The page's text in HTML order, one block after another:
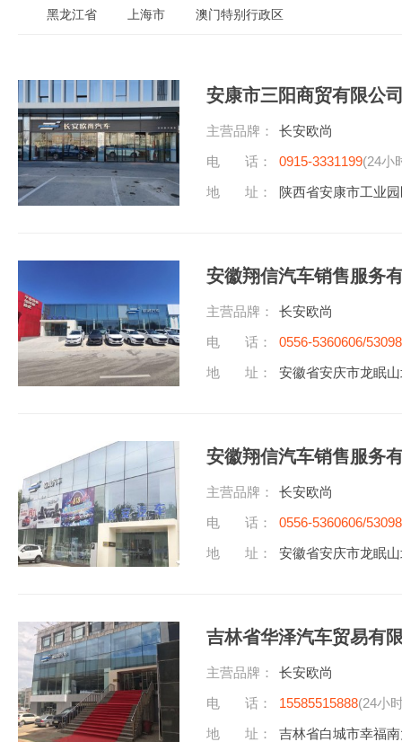
黑龙江省 上海市 澳门特别行政区
安康市三阳商贸有限公
主营品牌：
长安欧尚
电 话：
0915-3331199(24小
地 址：
陕西省安康市工业
安徽翔信汽车销售服务
主营品牌：
长安欧尚
电 话：
0556-5360606/
地 址：
安徽省安庆市龙眠
安徽翔信汽车销售服务
主营品牌：
长安欧尚
电 话：
0556-5360606/
地 址：
安徽省安庆市龙眠
吉林省华泽汽车贸易有
主营品牌：
长安欧尚
电 话：
15585515888(24小
地 址：
吉林省白城市幸福